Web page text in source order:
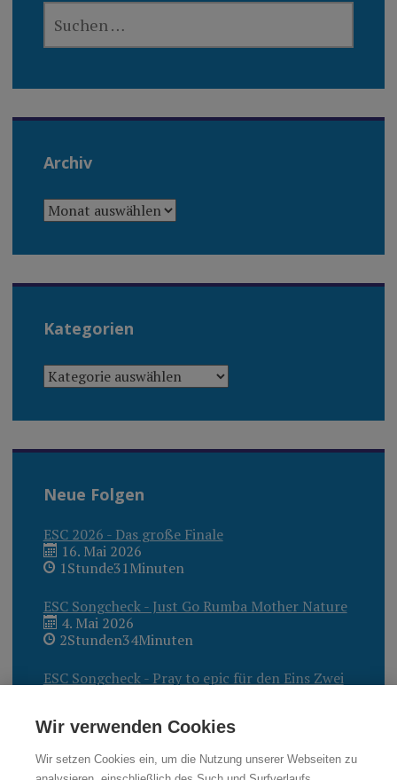
NACH:
Archiv
ARCHIV
Kategorien
KATEGORIEN
Neue Folgen
ESC 2026 - Das große Finale
16. Mai 2026
1Stunde31Minuten
ESC Songcheck - Just Go Rumba Mother Nature
4. Mai 2026
2Stunden34Minuten
ESC Songcheck - Pray to epic für den Eins Zwei
2Stunden40Minuten
Wir verwenden Cookies
Wir setzen Cookies ein, um die Nutzung unserer Webseiten zu